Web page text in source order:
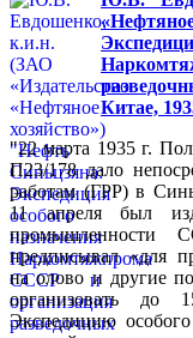
Китае,
"22 марта 1935 г.
П23/178 дало
работам (ГРР) в
11 апреля был
предписывал «для
на олово и другие
организовать до
Экспедицию